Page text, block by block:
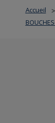
Accueil >